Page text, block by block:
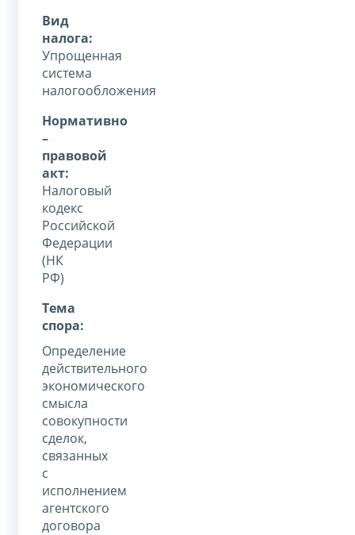
Вид
налога:
Упрощенная
система
налогообложения
Нормативно
–
правовой
акт:
Налоговый
кодекс
Российской
Федерации
(НК
РФ)
Тема
спора:
Определение
действительного
экономического
смысла
совокупности
сделок,
связанных
с
исполнением
агентского
договора